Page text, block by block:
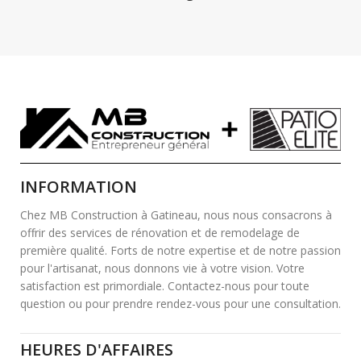
INFORMATION
Chez MB Construction à Gatineau, nous nous consacrons à
offrir des services de rénovation et de remodelage de
première qualité. Forts de notre expertise et de notre passion
pour l'artisanat, nous donnons vie à votre vision. Votre
satisfaction est primordiale. Contactez-nous pour toute
question ou pour prendre rendez-vous pour une consultation.
HEURES D'AFFAIRES